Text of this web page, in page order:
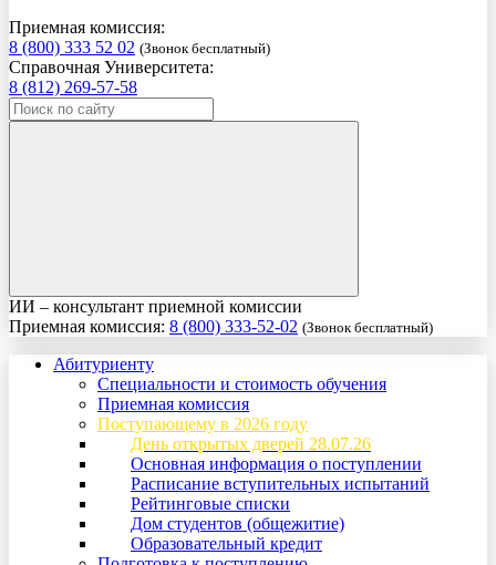
Приемная комиссия:
8 (800) 333 52 02 (Звонок бесплатный)
Справочная Университета:
8 (812) 269-57-58
ИИ – консультант приемной комиссии
Приемная комиссия: 8 (800) 333-52-02 (Звонок бесплатный)
Абитуриенту
Специальности и стоимость обучения
Приемная комиссия
Поступающему в 2026 году
День открытых дверей 28.07.26
Основная информация о поступлении
Расписание вступительных испытаний
Рейтинговые списки
Дом студентов (общежитие)
Образовательный кредит